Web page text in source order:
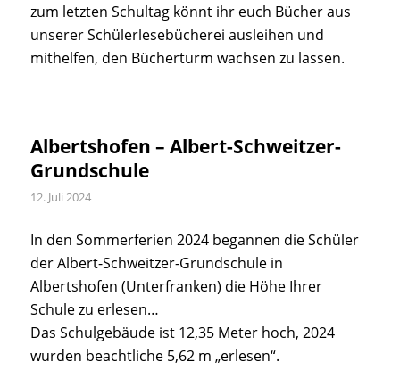
zum letzten Schultag könnt ihr euch Bücher aus
unserer Schülerlesebücherei ausleihen und
mithelfen, den Bücherturm wachsen zu lassen.
Albertshofen – Albert-Schweitzer-
Grundschule
12. Juli 2024
In den Sommerferien 2024 begannen die Schüler
der Albert-Schweitzer-Grundschule in
Albertshofen (Unterfranken) die Höhe Ihrer
Schule zu erlesen…
Das Schulgebäude ist 12,35 Meter hoch, 2024
wurden beachtliche 5,62 m „erlesen“.